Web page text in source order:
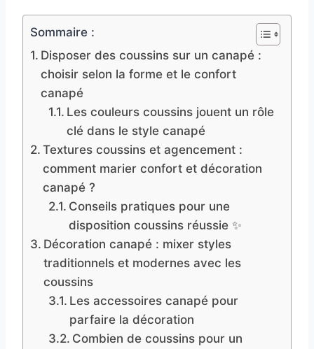
Sommaire :
Disposer des coussins sur un canapé :
choisir selon la forme et le confort
canapé
Les couleurs coussins jouent un rôle
clé dans le style canapé
Textures coussins et agencement :
comment marier confort et décoration
canapé ?
Conseils pratiques pour une
disposition coussins réussie ✨
Décoration canapé : mixer styles
traditionnels et modernes avec les
coussins
Les accessoires canapé pour
parfaire la décoration
Combien de coussins pour un